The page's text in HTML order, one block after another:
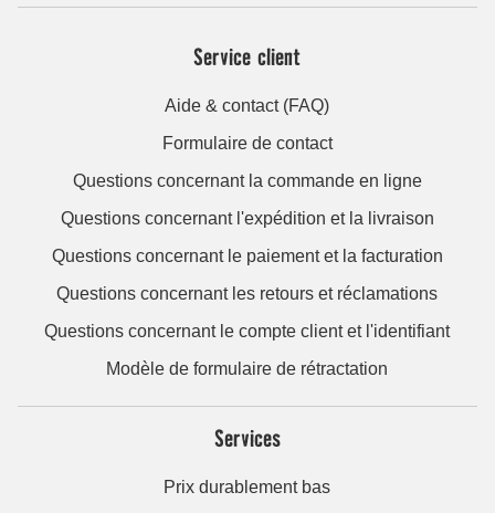
Service client
Aide & contact (FAQ)
Formulaire de contact
Questions concernant la commande en ligne
Questions concernant l'expédition et la livraison
Questions concernant le paiement et la facturation
Questions concernant les retours et réclamations
Questions concernant le compte client et l'identifiant
Modèle de formulaire de rétractation
Services
Prix durablement bas